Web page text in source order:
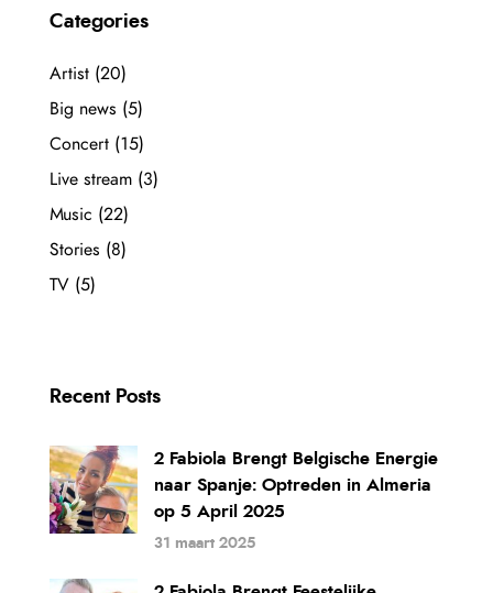
Categories
Artist (20)
Big news (5)
Concert (15)
Live stream (3)
Music (22)
Stories (8)
TV (5)
Recent Posts
2 Fabiola Brengt Belgische Energie
naar Spanje: Optreden in Almeria
op 5 April 2025
31 maart 2025